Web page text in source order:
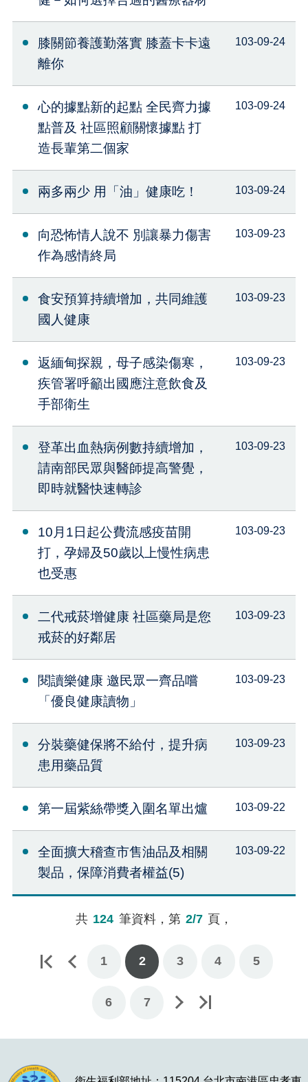
膝關節養護勤落實 膝蓋卡卡遠
離你
103-09-24
心的據點新的起點 全民齊力據
點普及 社區照顧關懷據點 打
造長輩第二個家
103-09-24
兩多兩少 用「油」健康吃！ 103-09-24
向恐怖情人說不 別讓暴力傷害
作為感情終局
103-09-23
食安預算持續增加，共同維護
國人健康
103-09-23
返緬甸探親，母子感染傷寒，
疾管署呼籲出國應注意飲食及
手部衛生
103-09-23
登革出血熱病例數持續增加，
請南部民眾與醫師提高警覺，
即時就醫快速轉診
103-09-23
10月1日起公費流感疫苗開
打，孕婦及50歲以上慢性病患
也受惠
103-09-23
二代戒菸增健康 社區藥局是您
戒菸的好鄰居
103-09-23
閱讀樂健康 邀民眾一齊品嚐
「優良健康讀物」
103-09-23
分裝藥健保將不給付，提升病
患用藥品質
103-09-23
第一屆紫絲帶獎入圍名單出爐 103-09-22
全面擴大稽查市售油品及相關
製品，保障消費者權益(5)
103-09-22
共 124 筆資料，第 2/7 頁，
1 2 3 4 5
6 7
最後一頁